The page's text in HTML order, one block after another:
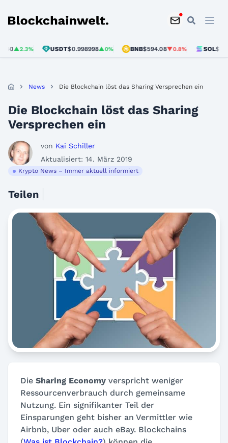
Blockchainwelt
▲2.3% USDT$0.998998▲0% BNB$594.08▼0.8% SOL$73.60
News Die Blockchain löst das Sharing Versprechen ein
Die Blockchain löst das Sharing
Versprechen ein
von Kai Schiller
Aktualisiert: 14. März 2019
Krypto News – Immer aktuell informiert
Teilen
Die Sharing Economy verspricht weniger
Ressourcenverbrauch durch gemeinsame
Nutzung. Ein signifikanter Teil der
Einsparungen geht bisher an Vermittler wie
Airbnb, Uber oder auch eBay. Blockchains